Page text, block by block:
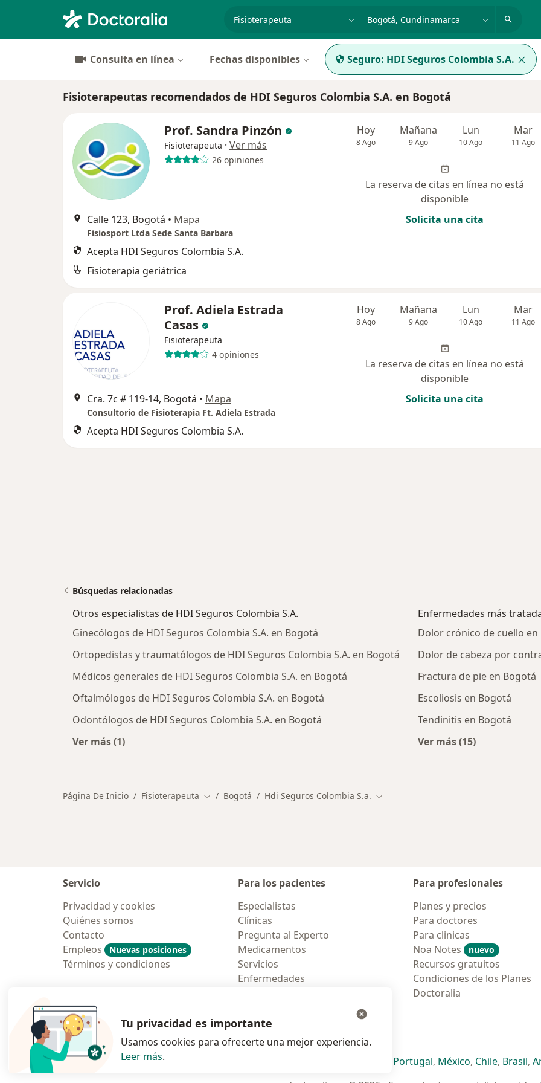
especialidad, enfermedad o nombre
p. ej. Bogotá
Consulta en línea Fechas disponibles Seguro: HDI Seguros Colombia S.A.
Fisioterapeutas recomendados de HDI Seguros Colombia S.A. en Bogotá
Prof. Sandra Pinzón
Fisioterapeuta · Ver más
26 opiniones
Calle 123, Bogotá • Mapa
Fisiosport Ltda Sede Santa Barbara
Acepta HDI Seguros Colombia S.A.
Fisioterapia geriátrica
Hoy
8 Ago
Mañana
9 Ago
Lun
10 Ago
Mar
11 Ago
La reserva de citas en línea no está
disponible
Solicita una cita
Prof. Adiela Estrada
Casas
Fisioterapeuta
4 opiniones
Cra. 7c # 119-14, Bogotá • Mapa
Consultorio de Fisioterapia Ft. Adiela Estrada
Acepta HDI Seguros Colombia S.A.
Hoy
8 Ago
Mañana
9 Ago
Lun
10 Ago
Mar
11 Ago
La reserva de citas en línea no está
disponible
Solicita una cita
Búsquedas relacionadas
Otros especialistas de HDI Seguros Colombia S.A.
Ginecólogos de HDI Seguros Colombia S.A. en Bogotá
Ortopedistas y traumatólogos de HDI Seguros Colombia S.A. en Bogotá
Médicos generales de HDI Seguros Colombia S.A. en Bogotá
Oftalmólogos de HDI Seguros Colombia S.A. en Bogotá
Odontólogos de HDI Seguros Colombia S.A. en Bogotá
Ver más (1)
Enfermedades más
Dolor crónico de cuello en
Dolor de cabeza por
Fractura de pie en Bogotá
Escoliosis en Bogotá
Tendinitis en Bogotá
Ver más (15)
Página De Inicio Fisioterapeuta Cambiar de ciudad
Bogotá Hdi Seguros Colombia S.a. Cambiar de ciudad
Servicio
Privacidad y cookies
Quiénes somos
Contacto
Empleos
Nuevas posiciones
Términos y condiciones
Para los pacientes
Especialistas
Clínicas
Pregunta al Experto
Medicamentos
Servicios
Enfermedades
Para profesionales
Planes y precios
Para doctores
Para clinicas
Noa Notes
nuevo
Recursos gratuitos
Condiciones de los Planes
Doctoralia
Polska se abre en una nueva pestaña
se abre en una nueva pestaña
se abre en una nueva pestaña
se abre en una nueva pestaña
Portugalse abre en una nueva
, Méxicose abre en una
, Chilese abre
, Brasilse
,
Tu privacidad es importante
Usamos cookies para ofrecerte una mejor experiencia.
Leer más.